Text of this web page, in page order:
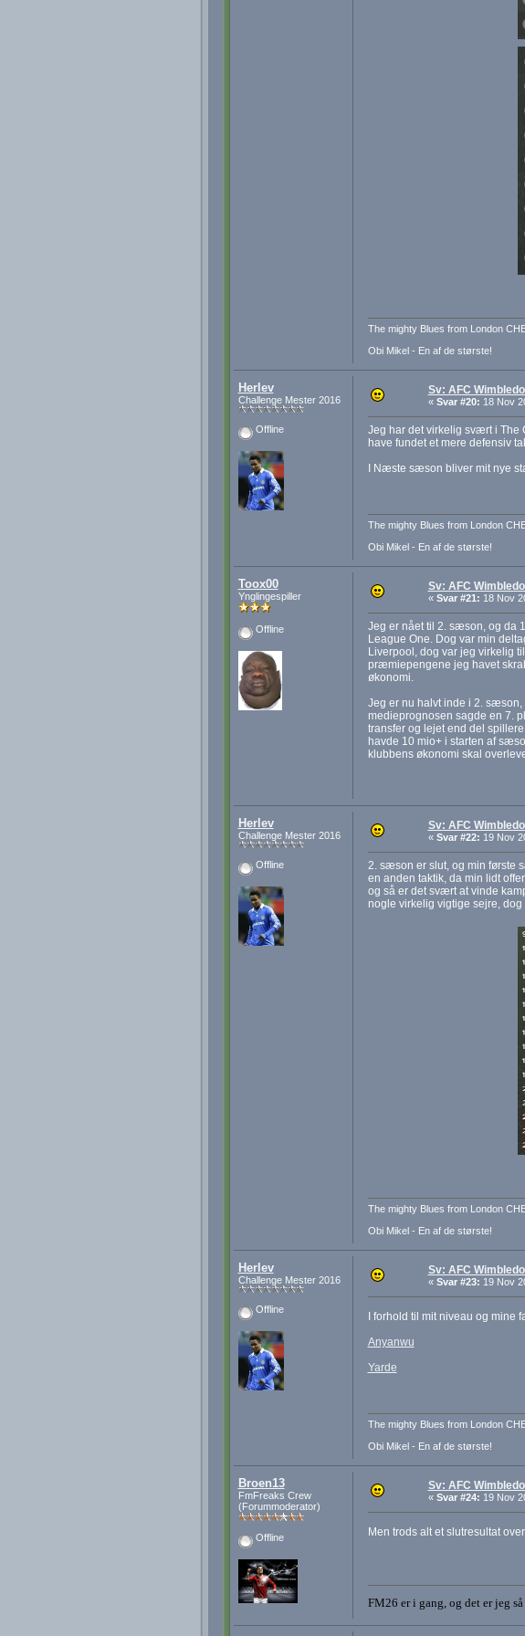
The mighty Blues from London
Obi Mikel - En af de største!
Herlev
Challenge Mester 2016
Offline
Sv: AFC
« Svar #20: 18 Nov
Jeg har det virkelig svært i The
have fundet et mere defensiv
I Næste sæson bliver mit nye
The mighty Blues from London
Obi Mikel - En af de største!
Toox00
Ynglingespiller
Offline
Sv: AFC
« Svar #21: 18 Nov
Jeg er nået til 2. sæson, og da
League One. Dog var min
Liverpool, dog var jeg virkelig
præmiepengene jeg havet
økonomi.
Jeg er nu halvt inde i 2. sæson,
medieprognosen sagde en 7.
transfer og lejet end del
havde 10 mio+ i starten af
klubbens økonomi skal
Herlev
Challenge Mester 2016
Offline
Sv: AFC
« Svar #22: 19 Nov
2. sæson er slut, og min første
en anden taktik, da min lidt
og så er det svært at vinde
nogle virkelig vigtige sejre,
The mighty Blues from London
Obi Mikel - En af de største!
Herlev
Challenge Mester 2016
Offline
Sv: AFC
« Svar #23: 19 Nov
I forhold til mit niveau og mine
Anyanwu
Yarde
The mighty Blues from London
Obi Mikel - En af de største!
Broen13
FmFreaks Crew
(Forummoderator)
Offline
Sv: AFC
« Svar #24: 19 Nov
Men trods alt et slutresultat
FM26 er i gang, og det er jeg så